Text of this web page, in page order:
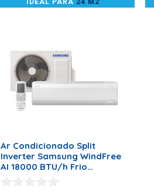
IDEAL PARA 24 M2
Ar Condicionado Split
Inverter Samsung WindFree
AI 18000 BTU/h Frio